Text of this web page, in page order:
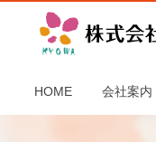
HOME 会社案内